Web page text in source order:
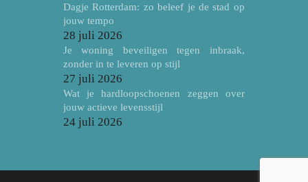
Dagje Rotterdam: zo beleef je de stad op
jouw tempo
28 juli 2026
Je woning beveiligen tegen inbraak,
zonder in te leveren op stijl
27 juli 2026
Wat je hardloopschoenen zeggen over
jouw actieve levensstijl
24 juli 2026